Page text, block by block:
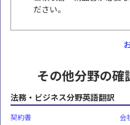
ださい。
その他分野の確
法務・ビジネス分野英語翻訳
契約書
会